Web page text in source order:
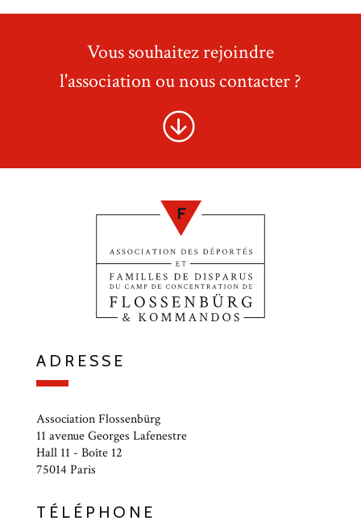
Vous souhaitez rejoindre
l'association ou nous contacter ?
ADRESSE
Association Flossenbürg
11 avenue Georges Lafenestre
Hall 11 - Boîte 12
75014 Paris
TÉLÉPHONE